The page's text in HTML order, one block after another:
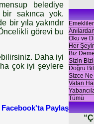
belediye
bir sakınca yok.
bir yıla yakındır
görevi bu
Daha iyi
çok iyi şeylere
Facebook'ta Paylaş
Emekliler
Oku ve
Her
Biz
Sizin
Doğru
Sizce Ne
Vatan
Tümü